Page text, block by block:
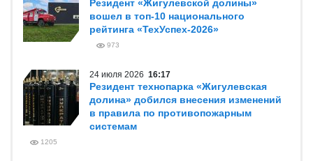
Резидент «Жигулевской долины»
вошел в топ-10 национального
рейтинга «ТехУспех-2026»
973
24 июля 2026 16:17
Резидент технопарка «Жигулевская
долина» добился внесения изменений
в правила по противопожарным
системам
1205